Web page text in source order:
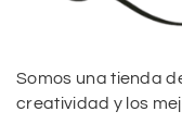
Somos una tienda
creatividad y los